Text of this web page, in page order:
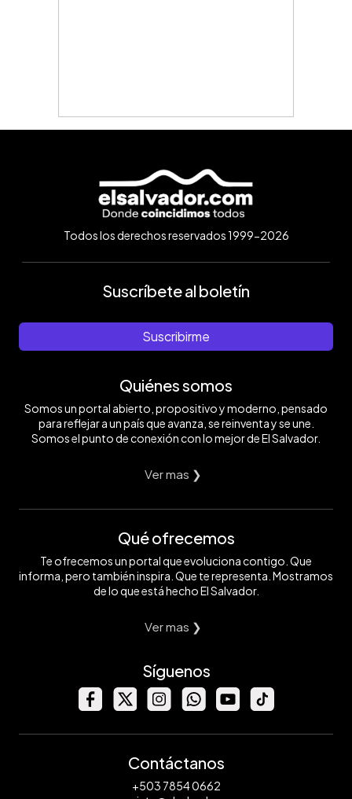
Todos los derechos reservados 1999-2026
Suscríbete al boletín
Suscribirme
Quiénes somos
Somos un portal abierto, propositivo y moderno, pensado
para reflejar a un país que avanza, se reinventa y se une.
Somos el punto de conexión con lo mejor de El Salvador.
Ver mas ❯
Qué ofrecemos
Te ofrecemos un portal que evoluciona contigo. Que
informa, pero también inspira. Que te representa. Mostramos
de lo que está hecho El Salvador.
Ver mas ❯
Síguenos
Contáctanos
+503 7854 0662